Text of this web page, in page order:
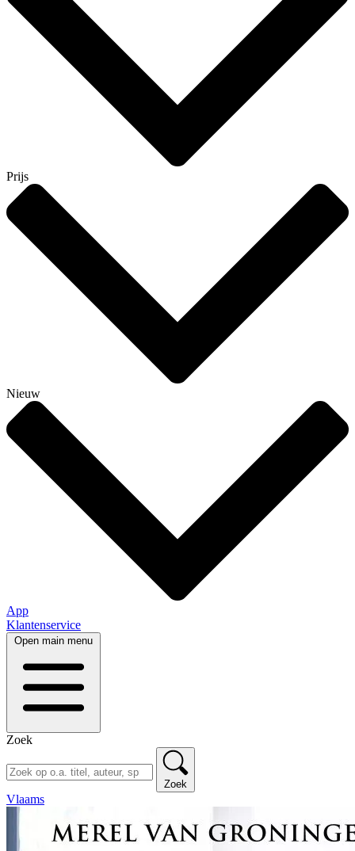
Prijs
Nieuw
App
Klantenservice
Open main menu
Zoek
Zoek
Vlaams